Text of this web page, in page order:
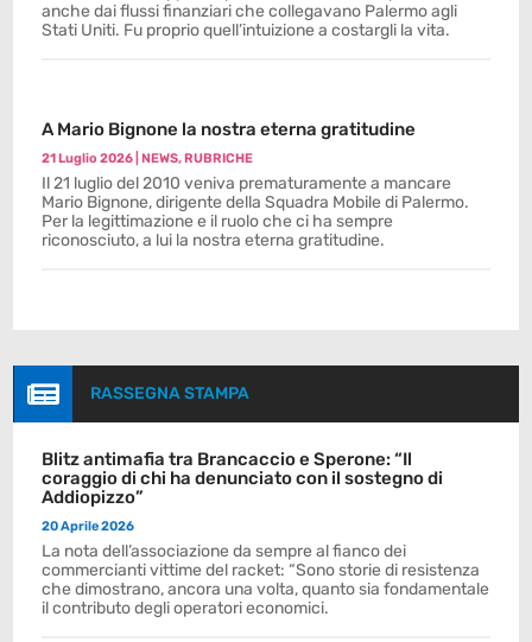
anche dai flussi finanziari che collegavano Palermo agli
Stati Uniti. Fu proprio quell’intuizione a costargli la vita.
A Mario Bignone la nostra eterna gratitudine
21 Luglio 2026 |NEWS,RUBRICHE
Il 21 luglio del 2010 veniva prematuramente a mancare
Mario Bignone, dirigente della Squadra Mobile di Palermo.
Per la legittimazione e il ruolo che ci ha sempre
riconosciuto, a lui la nostra eterna gratitudine.
 RASSEGNA STAMPA
Blitz antimafia tra Brancaccio e Sperone: “Il
coraggio di chi ha denunciato con il sostegno di
Addiopizzo”
20 Aprile 2026
La nota dell’associazione da sempre al fianco dei
commercianti vittime del racket: “Sono storie di resistenza
che dimostrano, ancora una volta, quanto sia fondamentale
il contributo degli operatori economici.